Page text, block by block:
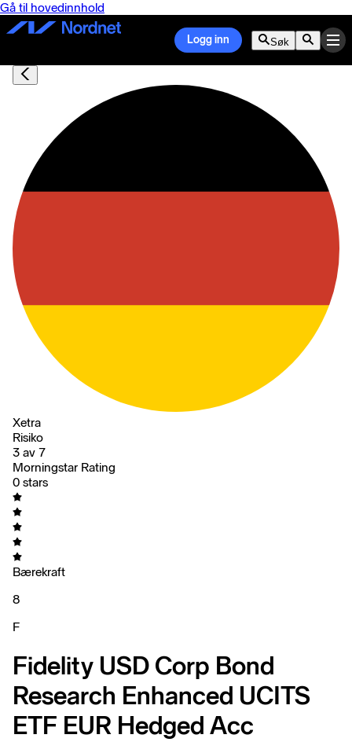
Gå til hovedinnhold
Logg inn Søk
Xetra
Risiko
3 av 7
Morningstar Rating
0 stars
Bærekraft
8
F
Fidelity USD Corp Bond
Research Enhanced UCITS
ETF EUR Hedged Acc